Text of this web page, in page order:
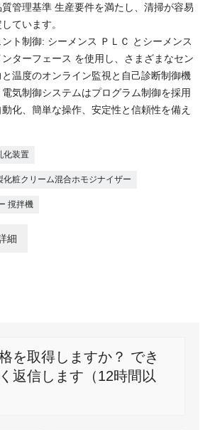
管理基準 生産要件を満たし、清掃が容易
ています。
ト制御: シーメンス ＰＬＣ とシーメンス
ターフェース を使用し、さまざまなセン
温度のオンライン監視と自己診断制御機
気制御システムはプログラム制御を採用
化、簡単な操作、安定性と信頼性を備え
化装置
化粧クリーム混合ホモジナイザー
撹拌機
細
を取得しますか？ でき
返信します（12時間以